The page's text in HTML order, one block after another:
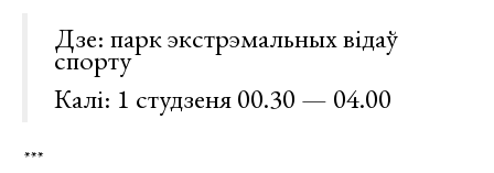
Дзе: парк экстрэмальных відаў
спорту
Калі: 1 студзеня 00.30 — 04.00
***